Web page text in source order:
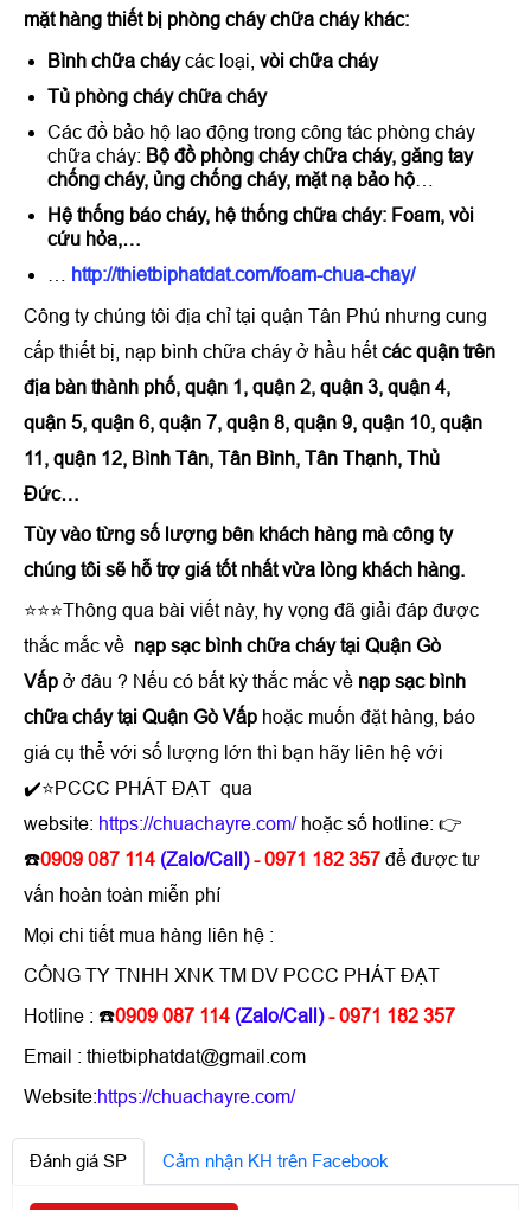
mặt hàng thiết bị phòng cháy chữa cháy khác:
Bình chữa cháycác loại, vòi chữa cháy
Tủ phòng cháy chữa cháy
Các đồ bảo hộ lao động trong công tác phòng cháy
chữa cháy: Bộ đồ phòng cháy chữa cháy, găng tay
chống cháy, ủng chống cháy, mặt nạ bảo hộ
Hệ thống báo cháy, hệ thống chữa cháy: Foam, vòi
cứu hỏa,…
http://thietbiphatdat.com/foam-chua-chay/
Công ty chúng tôi địa chỉ tại quận Tân Phú nhưng cung
cấp thiết bị, nạp bình chữa cháy ở hầu hếtcác quận trên
địa bàn thành phố, quận 1, quận 2, quận 3, quận 4,
quận 5, quận 6, quận 7, quận 8, quận 9, quận 10, quận
11, quận 12, Bình Tân, Tân Bình, Tân Thạnh, Thủ
Đức…
Tùy vào từng số lượng bên khách hàng mà công ty
chúng tôi sẽ hỗ trợ giá tốt nhất vừa lòng khách hàng.
⭐⭐⭐Thông qua bài viết này, hy vọng đã giải đáp được
thắc mắc về nạp sạc bình chữa cháy tại Quận Gò
Vấp ở đâu ? Nếu có bất kỳ thắc mắc về nạp sạc bình
chữa cháy tại Quận Gò Vấp hoặc muốn đặt hàng, báo
giá cụ thể với số lượng lớn thì bạn hãy liên hệ với
✔️⭐PCCC PHÁT ĐẠT qua
website: https://chuachayre.com/ hoặc số hotline: 👉
☎️0909 087 114 (Zalo/Call) - 0971 182 357 để được tư
vấn hoàn toàn miễn phí
Mọi chi tiết mua hàng liên hệ :
CÔNG TY TNHH XNK TM DV PCCC PHÁT ĐẠT
Hotline : ☎️0909 087 114 (Zalo/Call) - 0971 182 357
Email : thietbiphatdat@gmail.com
Website:https://chuachayre.com/
Đánh giá SP Cảm nhận KH trên Facebook